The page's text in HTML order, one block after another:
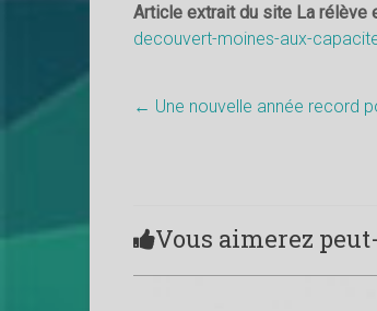
Article extrait du site La rélève
decouvert-moines-aux-
← Une nouvelle année record
Vous aimerez